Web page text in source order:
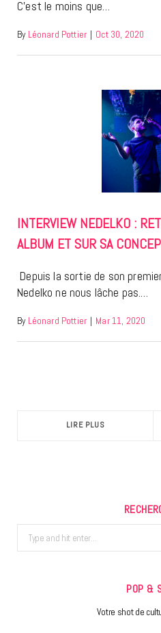
C’est le moins que…
By Léonard Pottier | Oct 30, 2020
INTERVIEW NEDELKO :
ALBUM ET SUR SA
Depuis la sortie de son
Nedelko ne nous lâche pas.…
By Léonard Pottier | Mar 11, 2020
LIRE PLUS
Search
for:
POP &
Votre shot de